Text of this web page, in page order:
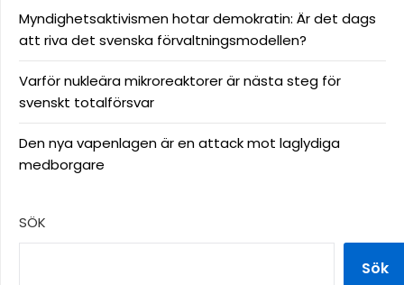
Myndighetsaktivismen hotar demokratin: Är det dags
att riva det svenska förvaltningsmodellen?
Varför nukleära mikroreaktorer är nästa steg för
svenskt totalförsvar
Den nya vapenlagen är en attack mot laglydiga
medborgare
SÖK
Sök